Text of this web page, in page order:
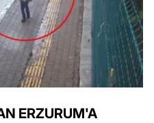
ERZURUM'A